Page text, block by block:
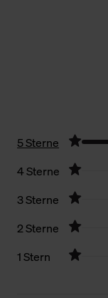
5 Sterne
4 Sterne
3 Sterne
2 Sterne
1 Stern